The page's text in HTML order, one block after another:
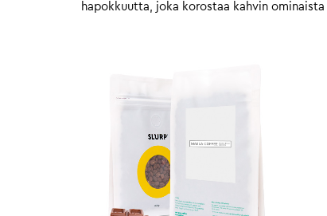
hapokkuutta, joka korostaa kahvin